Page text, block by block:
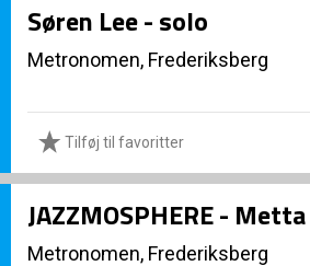
Søren Lee - solo
Metronomen, Frederiksberg
Tilføj til favoritter
JAZZMOSPHERE -
Metronomen, Frederiksberg